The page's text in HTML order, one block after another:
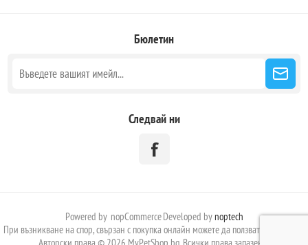
Бюлетин
Следвай ни
Powered by nopCommerceDeveloped by noptech
При възникване на спор, свързан с покупка онлайн можете да ползвате сайта: